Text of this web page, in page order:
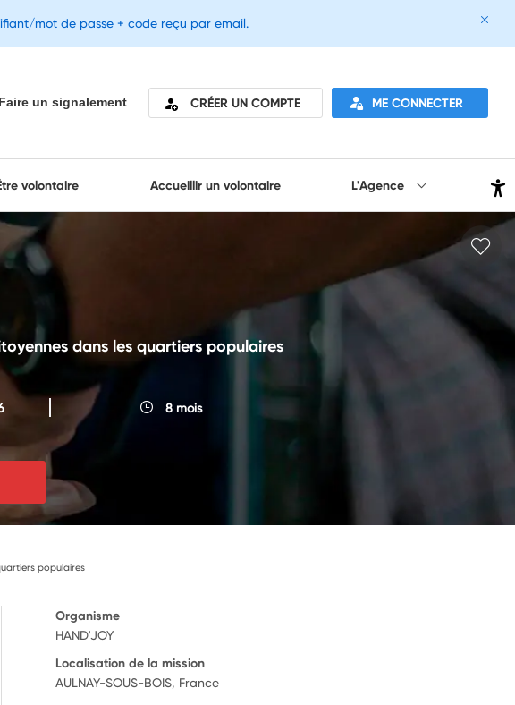
Faire un signalement CRÉER UN COMPTE ME CONNECTER
volontaire Accueillir un volontaire L'Agence
dans les quartiers populaires
8 mois
populaires
Organisme
HAND'JOY
Localisation de la mission
AULNAY-SOUS-BOIS, France
mot de passe + code reçu par email.